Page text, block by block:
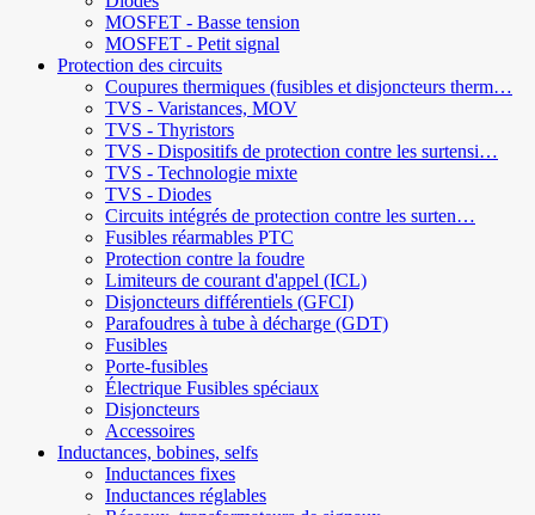
MOSFET - Basse tension
MOSFET - Petit signal
Protection des circuits
Coupures thermiques (fusibles et disjoncteurs therm…
TVS - Varistances, MOV
TVS - Thyristors
TVS - Dispositifs de protection contre les surtensi…
TVS - Technologie mixte
TVS - Diodes
Circuits intégrés de protection contre les surten…
Fusibles réarmables PTC
Protection contre la foudre
Limiteurs de courant d'appel (ICL)
Disjoncteurs différentiels (GFCI)
Parafoudres à tube à décharge (GDT)
Fusibles
Porte-fusibles
Électrique Fusibles spéciaux
Disjoncteurs
Accessoires
Inductances, bobines, selfs
Inductances fixes
Inductances réglables